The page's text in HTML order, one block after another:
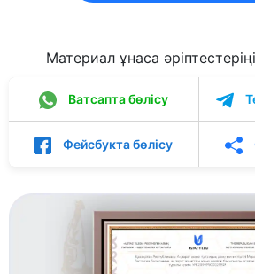
Материал ұнаса
Ватсапта бөлісу
Фейсбукта бөлісу